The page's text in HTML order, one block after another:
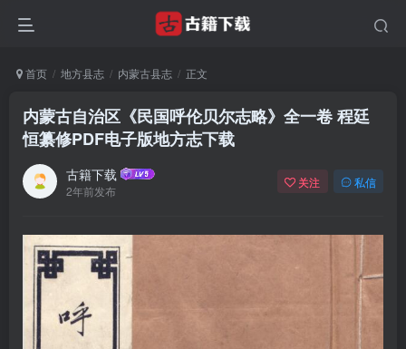
首页 地方县志 内蒙古县志 正文
内蒙古自治区《民国呼伦贝尔志略》全一卷 程廷
恒纂修PDF电子版地方志下载
古籍下载
2年前发布
关注 私信